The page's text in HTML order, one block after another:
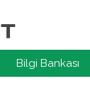
Bilgi Bankası